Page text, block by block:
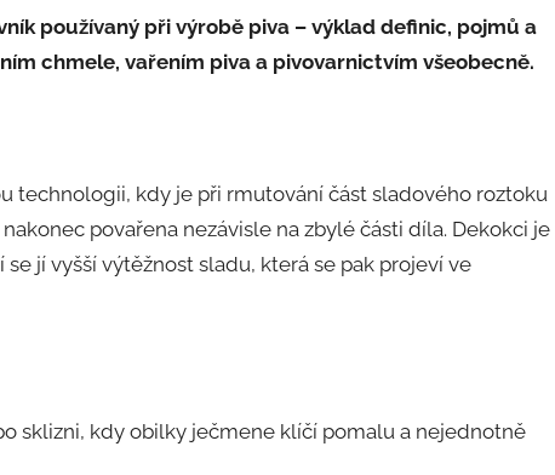
používaný při výrobě piva – výklad definic, pojmů a
chmele, vařením piva a pivovarnictvím všeobecně.
technologii, kdy je při rmutování část sladového roztoku
povařena nezávisle na zbylé části díla. Dekokci je
jí vyšší výtěžnost sladu, která se pak projeví ve
sklizni, kdy obilky ječmene klíčí pomalu a nejednotně